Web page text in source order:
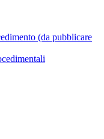
(da pubblicare